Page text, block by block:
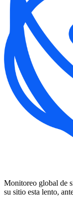
Monitoreo global de
su sitio esta lento,